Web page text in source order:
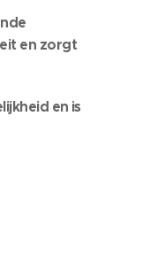
en zorgt
en is